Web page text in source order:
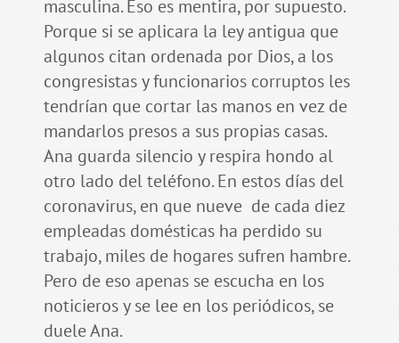
masculina. Eso es mentira, por supuesto.
Porque si se aplicara la ley antigua que
algunos citan ordenada por Dios, a los
congresistas y funcionarios corruptos les
tendrían que cortar las manos en vez de
mandarlos presos a sus propias casas.
Ana guarda silencio y respira hondo al
otro lado del teléfono. En estos días del
coronavirus, en que nueve de cada diez
empleadas domésticas ha perdido su
trabajo, miles de hogares sufren hambre.
Pero de eso apenas se escucha en los
noticieros y se lee en los periódicos, se
duele Ana.